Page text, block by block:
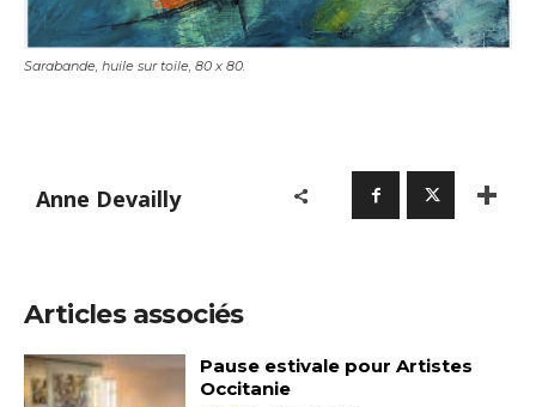
Sarabande, huile sur toile, 80 x 80.
Anne Devailly
Articles associés
Pause estivale pour Artistes
Occitanie